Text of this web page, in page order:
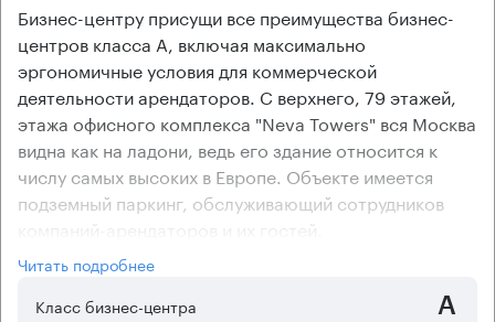
Бизнес-центру присущи все преимущества бизнес-
центров класса А, включая максимально
эргономичные условия для коммерческой
деятельности арендаторов. С верхнего, 79 этажей,
этажа офисного комплекса "Neva Towers" вся Москва
видна как на ладони, ведь его здание относится к
числу самых высоких в Европе. Объекте имеется
подземный паркинг, обслуживающий сотрудников
компаний-арендаторов и их гостей.
Большинство помещений делового комплекса имеет
свежий ремонт, но по желанию арендаторов им могут
быть предоставлены и помещения без отделки. В
Читать подробнее
Класс бизнес-центра
А